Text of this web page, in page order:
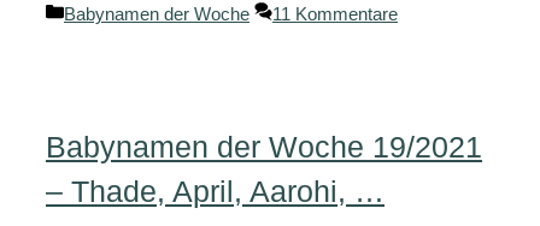
Kategorien
Babynamen der Woche 11 Kommentare
Babynamen der Woche 19/2021
– Thade, April, Aarohi, …